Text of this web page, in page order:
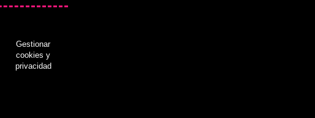
Gestionar
cookies y
privacidad